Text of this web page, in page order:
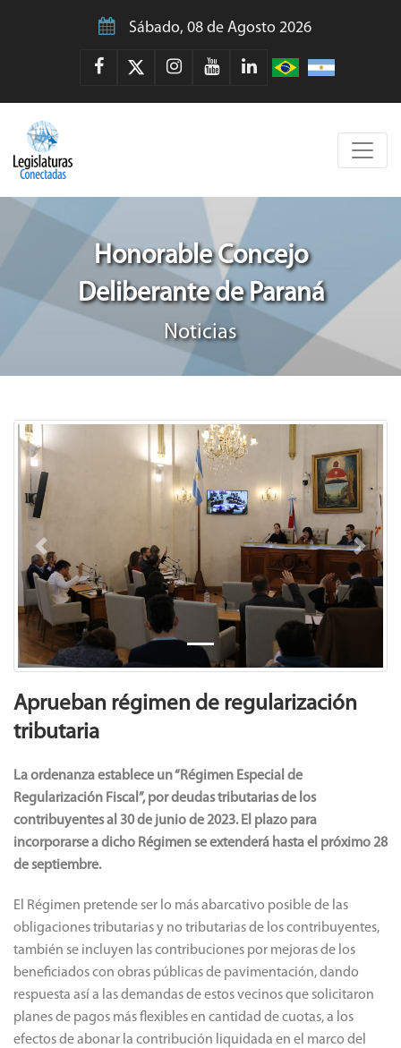
Sábado, 08 de Agosto 2026
Honorable Concejo
Deliberante de Paraná
Noticias
Previous Next
Aprueban régimen de regularización
tributaria
La ordenanza establece un “Régimen Especial de
Regularización Fiscal”, por deudas tributarias de los
contribuyentes al 30 de junio de 2023. El plazo para
incorporarse a dicho Régimen se extenderá hasta el próximo 28
de septiembre.
El Régimen pretende ser lo más abarcativo posible de las
obligaciones tributarias y no tributarias de los contribuyentes,
también se incluyen las contribuciones por mejoras de los
beneficiados con obras públicas de pavimentación, dando
respuesta así a las demandas de estos vecinos que solicitaron
planes de pagos más flexibles en cantidad de cuotas, a los
efectos de abonar la contribución liquidada en el marco del